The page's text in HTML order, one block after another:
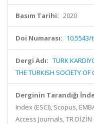
Basım Tarihi: 2020
Doi Numarası: 10.5543/
Dergi Adı: TURK
THE TURKISH SOCIETY OF
Derginin Tarandığı
Index (ESCI), Scopus,
Access Journals, TR DİZİN